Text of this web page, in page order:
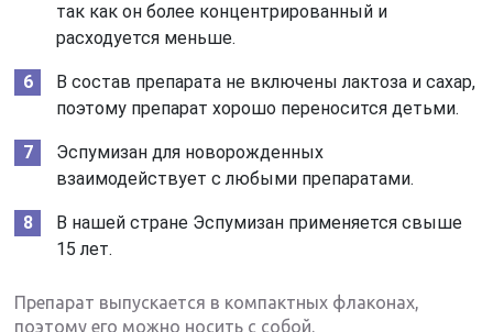
так как он более концентрированный и
расходуется меньше.
В состав препарата не включены лактоза и сахар,
поэтому препарат хорошо переносится детьми.
Эспумизан для новорожденных
взаимодействует с любыми препаратами.
В нашей стране Эспумизан применяется свыше
15 лет.
Препарат выпускается в компактных флаконах,
поэтому его можно носить с собой.